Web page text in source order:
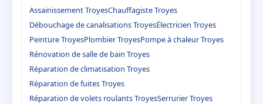
Assainissement TroyesChauffagiste Troyes
Débouchage de canalisations TroyesÉlectricien Troyes
Peinture TroyesPlombier TroyesPompe à chaleur Troyes
Rénovation de salle de bain Troyes
Réparation de climatisation Troyes
Réparation de fuites Troyes
Réparation de volets roulants TroyesSerrurier Troyes